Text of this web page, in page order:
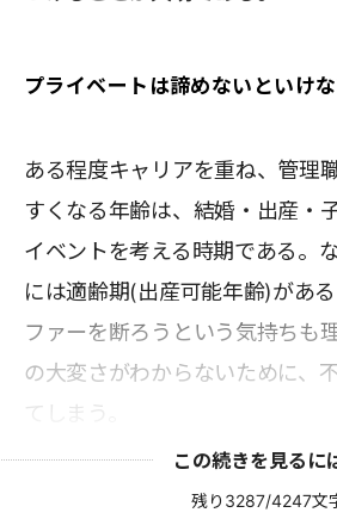
プライベートは諦めないといけ
ある程度キャリアを重ね、管理
すくなる年齢は、結婚・出産・
イベントを考える時期である。
には適齢期(出産可能年齢)があ
ファーを断ろうという気持ちも
の大変さがわからないために、
てしまう。
この続きを見るに
残り3287/4247文